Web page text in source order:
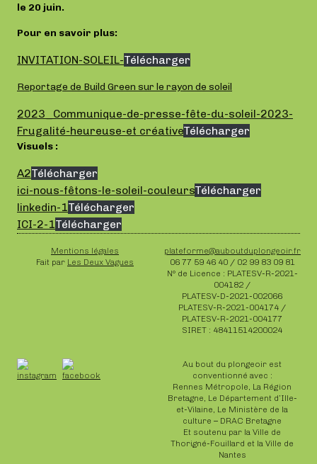
le 20 juin.
Pour en savoir plus:
INVITATION-SOLEIL-Télécharger
Reportage de Build Green sur le rayon de soleil
2023_Communique-de-presse-fête-du-soleil-2023-
Frugalité-heureuse-et créativeTélécharger
Visuels :
A2Télécharger
ici-nous-fêtons-le-soleil-couleursTélécharger
linkedin-1Télécharger
ICI-2-1Télécharger
Mentions légales
Fait par Les Deux Vagues
plateforme@auboutduplongeoir.fr
06 77 59 46 40 / 02 99 83 09 81
N° de Licence : PLATESV-R-2021-
004182 /
PLATESV-D-2021-002066
PLATESV-R-2021-004174 /
PLATESV-R-2021-004177
SIRET : 48411514200024
Au bout du plongeoir est
conventionné avec :
Rennes Métropole, La Région
Bretagne, Le Département d’Ille-
et-Vilaine, Le Ministère de la
culture – DRAC Bretagne
Et soutenu par la Ville de
Thorigné-Fouillard et la Ville de
Nantes